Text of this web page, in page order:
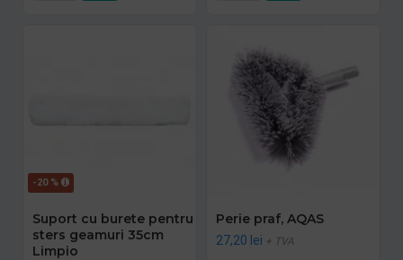
-20 %
Suport cu burete pentru
sters geamuri 35cm
Limpio
Perie praf, AQAS
27,20 lei + TVA